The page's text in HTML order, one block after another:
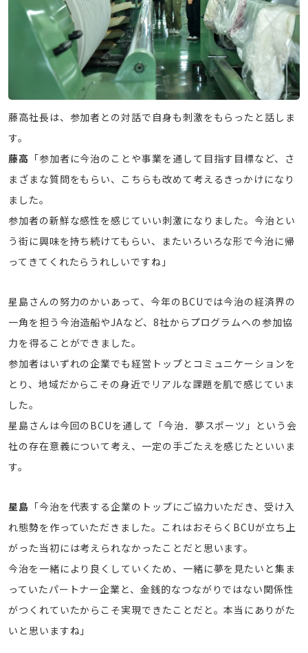
藤高社長は、参加者との対話で自身も刺激をもらったと話しま
す。
藤高 「参加者に今治のことや事業を通して目指す目標など、さ
まざまな質問をもらい、こちらも改めて考えるきっかけになり
ました。
参加者の新鮮な感性を感じていい刺激になりました。今治とい
う街に興味を持ち続けてもらい、またいろいろな形で今治に帰
ってきてくれたらうれしいですね」
星島さんの努力のかいあって、今年のBCUでは今治の経済界の
一角を担う今治造船やJAなど、8社からプログラムへの参加協
力を得ることができました。
参加者はいずれの企業でも経営トップとコミュニケーションを
とり、地域だからこその身近でリアルな課題を肌で感じていま
した。
星島さんは今回のBCUを通して「今治．夢スポーツ」という会
社の存在意義について考え、一定の手ごたえを感じたといいま
す。
星島 「今治を代表する企業のトップにご協力いただき、受け入
れ態勢を作っていただきました。これはおそらくBCUが立ち上
がった当初には考えられなかったことだと思います。
今治を一緒により良くしていくため、一緒に夢を見たいと集ま
っていたパートナー企業と、金銭的なつながりではない関係性
がつくれていたからこそ実現できたことだと。本当にありがた
いと思いますね」